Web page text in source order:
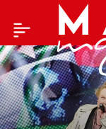
Ahmet San’dan
Evcimik’e Tepki:
“Kimsenin